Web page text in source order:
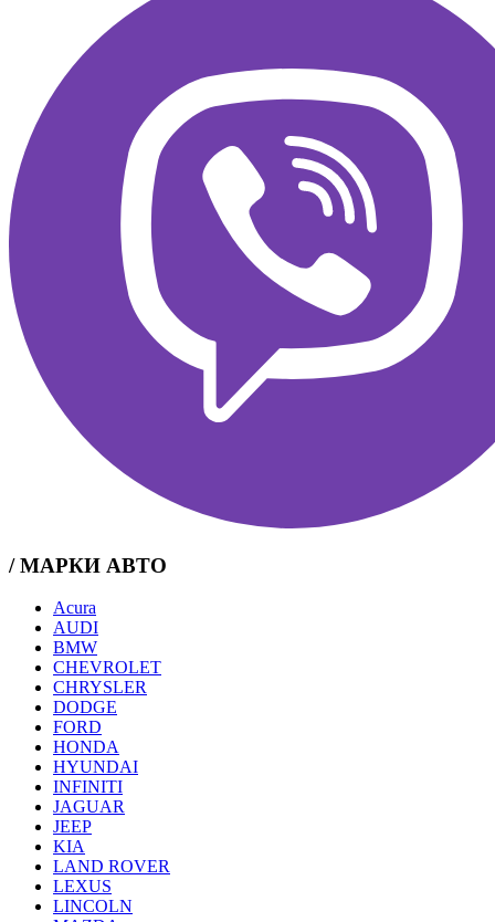
/ МАРКИ АВТО
Acura
AUDI
BMW
CHEVROLET
CHRYSLER
DODGE
FORD
HONDA
HYUNDAI
INFINITI
JAGUAR
JEEP
KIA
LAND ROVER
LEXUS
LINCOLN